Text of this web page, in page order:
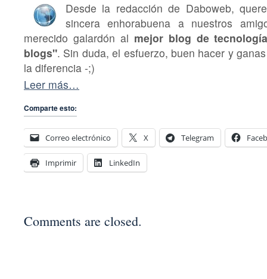
Desde la redacción de Daboweb,
sincera enhorabuena a nuestros
merecido galardón al mejor blog de
blogs". Sin duda, el esfuerzo, buen hacer y
la diferencia -;)
Leer más…
Comparte esto:
Correo electrónico X Telegram
Imprimir LinkedIn
Comments are closed.